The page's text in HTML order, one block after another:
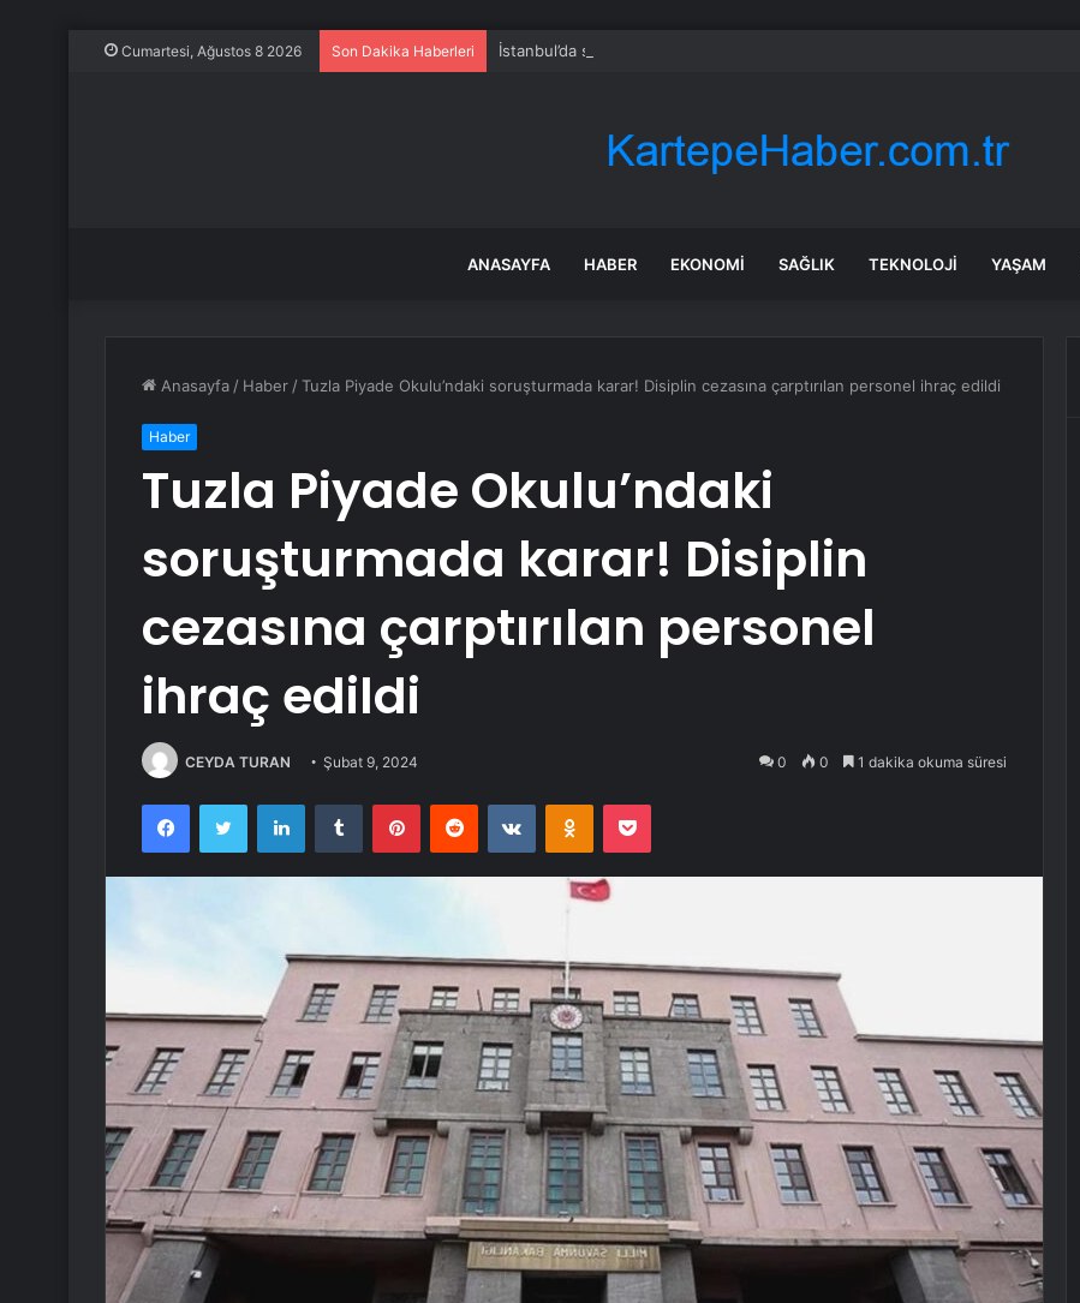
Cumartesi, Ağustos 8 2026 Son Dakika Haberleri İstanbul’da sır ölüm: 37 yaşındaki kadın savcının evinde ölü bulundu!
ANASAYFA HABER EKONOMI SAĞLIK TEKNOLOJI YAŞAM
Anasayfa / Haber /Tuzla Piyade Okulu’ndaki soruşturmada karar! Disiplin cezasına çarptırılan personel ihraç edildi
Haber
Tuzla Piyade Okulu’ndaki
soruşturmada karar! Disiplin
cezasına çarptırılan personel
ihraç edildi
CEYDA TURAN Şubat 9, 2024 0 0 1 dakika okuma süresi
FacebookTwitter LinkedInTumblr PinterestReddit VKontakteOdnoklassniki
Pocket